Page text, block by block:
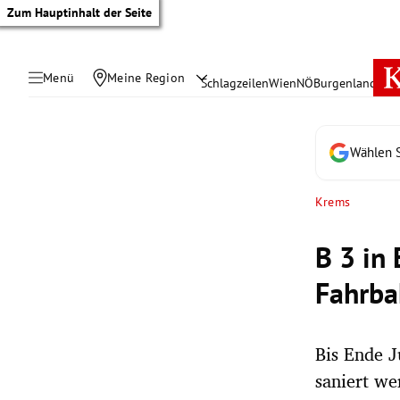
Zum Hauptinhalt der Seite
Menü Meine Region SchlagzeilenWienNÖBurgenland
Wählen
Krems
B 3 in
Bis Ende
saniert